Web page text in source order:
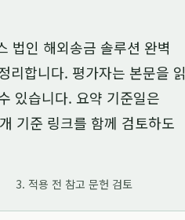
법인 해외송금 솔루션 완벽
리합니다. 평가자는 본문을 읽
있습니다. 요약 기준일은
기준 링크를 함께 검토하도
3. 적용 전 참고 문헌 검토